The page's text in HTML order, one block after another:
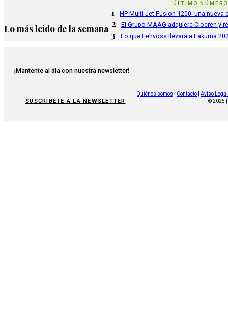
ÚLTIMO NÚMERO
Lo más leído de la semana
1 HP Multi Jet Fusion 1200: una
2 El Grupo MAAG adquiere Cloeren
3 Lo que Lehvoss llevará a Fakuma
¡Mantente al día con nuestra newsletter!
SUSCRÍBETE A LA NEWSLETTER
Quiénes somos Contacto
Aviso Legal
© 2025